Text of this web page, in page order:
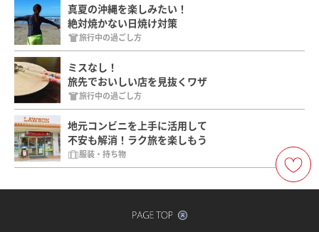
真夏の沖縄を楽しみたい！
絶対焼かない日焼け対策
旅行中の過ごし方
ミスなし！
旅先でおいしい店を見抜くワザ
旅行中の過ごし方
地元コンビニを上手に活用して
不安も解消！ラク旅を楽しもう
服装・持ち物